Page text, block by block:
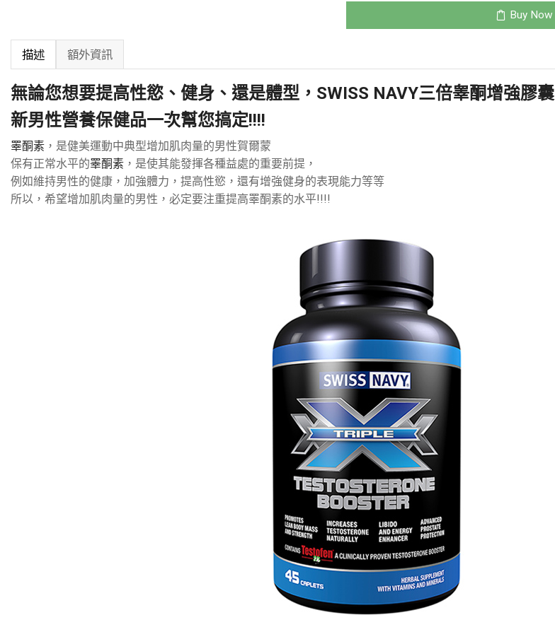
Buy Now
描述 額外資訊
無論您想要提高性慾 、 健身 、還是體型 ，SWISS NAVY三倍睾酮增強膠囊
新男性營養保健品一次幫您搞定!!!!
睪酮素 ，是健美運動中典型增加肌肉量的男性賀爾蒙
保有正常水平的睪酮素 ，是使其能發揮各種益處的重要前提，
例如維持男性的健康，加強體力，提高性慾，還有增強健身的表現能力等等
所以，希望增加肌肉量的男性，必定要注重提高睪酮素的水平!!!!